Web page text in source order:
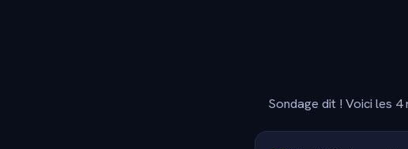
Sondage dit ! Voici les